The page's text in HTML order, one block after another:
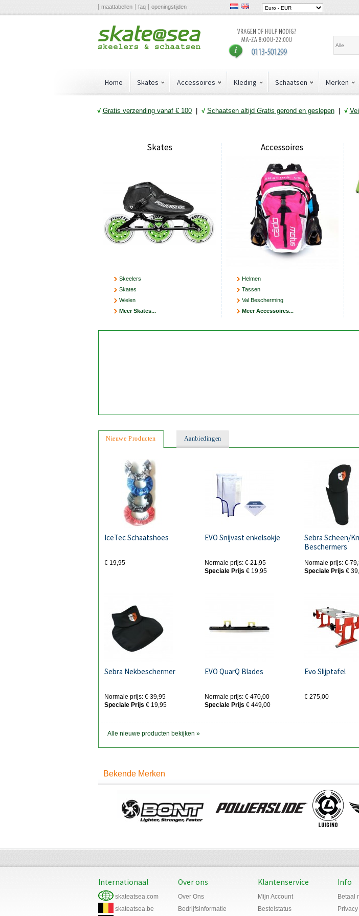
maattabellen faq openingstijden
Alle
Home Skates Accessoires Kleding Schaatsen Merken
√ Gratis verzending vanaf € 100| √ Schaatsen altijd Gratis gerond en geslepen| √
Skates
Skeelers
Skates
Wielen
Meer Skates...
Accessoires
Helmen
Tassen
Val Bescherming
Meer Accessoires...
Nieuwe Producten Aanbiedingen
IceTec Schaatshoes
€ 19,95
EVO Snijvast enkelsokje
Normale prijs: € 21,95
Speciale Prijs € 19,95
Sebra Scheen/
Beschermers
Normale prijs: €
Speciale Prijs €
Sebra Nekbeschermer
Normale prijs: € 39,95
Speciale Prijs € 19,95
EVO QuarQ Blades
Normale prijs: € 470,00
Speciale Prijs € 449,00
Evo Slijptafel
€ 275,00
Alle nieuwe producten bekijken »
Bekende Merken
Internationaal
skateatsea.com
skateatsea.be
Over ons
Over Ons
Bedrijfsinformatie
Klantenservice
Mijn Account
Bestelstatus
Info
Betaal